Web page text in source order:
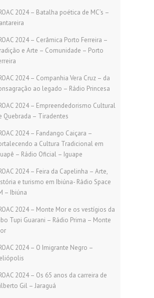
2024 – Batalha poética de MC’s –
2024 – Cerâmica Porto Ferreira –
e Arte – Comunidade – Porto
2024 – Companhia Vera Cruz – da
ao legado – Rádio Princesa
2024 – Empreendedorismo Cultural
Quebrada – Tiradentes
2024 – Fandango Caiçara –
a Cultura Tradicional em
– Rádio Oficial – Iguape
2024 – Feira da Capelinha – Arte,
e turismo em Ibiúna- Rádio Space
– Ibiúna
2024 – Monte Mor e os vestígios da
Tupi Guarani – Rádio Prima – Monte
2024 – O Imigrante Negro –
2024 – Os 65 anos da carreira de
Gil – Jaraguá